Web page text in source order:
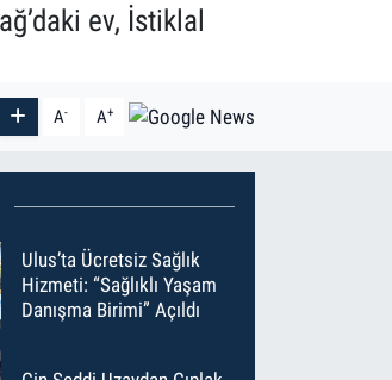
ev, İstiklal
A- A+
Ulus’ta Ücretsiz Sağlık
Hizmeti: “Sağlıklı Yaşam
Danışma Birimi” Açıldı